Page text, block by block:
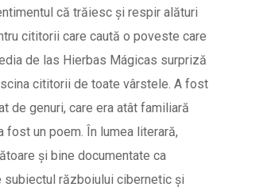
că trăiesc și respir alături
cititorii care caută o poveste care
de las Hierbas Mágicas surpriză
cititorii de toate vârstele. A fost
de genuri, care era atât familiară
un poem. În lumea literară,
și bine documentate ca
războiului cibernetic și